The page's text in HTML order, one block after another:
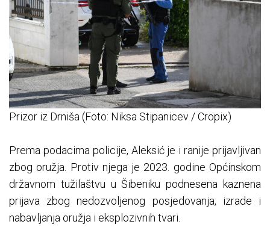
Prizor iz Drniša (Foto: Niksa Stipanicev / Cropix)
Prema podacima policije, Aleksić je i ranije prijavljivan
zbog oružja. Protiv njega je 2023. godine Općinskom
državnom tužilaštvu u Šibeniku podnesena kaznena
prijava zbog nedozvoljenog posjedovanja, izrade i
nabavljanja oružja i eksplozivnih tvari.